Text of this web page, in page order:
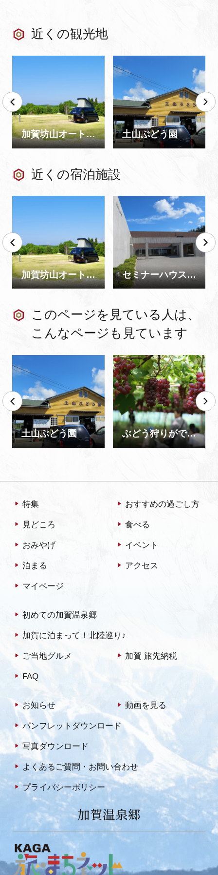
近くの観光地
加賀坊山オートキャンプ場 土山ぶどう園
近くの宿泊施設
加賀坊山オートキャンプ場 セミナーハウスあいりす
このページを見ている人は、
こんなページも見ています
土山ぶどう園 ぶどう狩りができるところ
特集 おすすめの過ごし方
見どころ 食べる
おみやげ イベント
泊まる アクセス
マイページ
初めての加賀温泉郷
加賀に泊まって！北陸巡り♪
ご当地グルメ 加賀 旅先納税
FAQ
お知らせ 動画を見る
パンフレットダウンロード
写真ダウンロード
よくあるご質問・お問い合わせ
プライバシーポリシー
加賀温泉郷